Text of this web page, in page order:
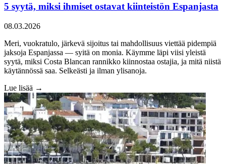
5 syytä, miksi ihmiset ostavat kiinteistön Espanjasta
08.03.2026
Meri, vuokratulo, järkevä sijoitus tai mahdollisuus viettää pidempiä
jaksoja Espanjassa — syitä on monia. Käymme läpi viisi yleistä
syytä, miksi Costa Blancan rannikko kiinnostaa ostajia, ja mitä niistä
käytännössä saa. Selkeästi ja ilman ylisanoja.
Lue lisää →